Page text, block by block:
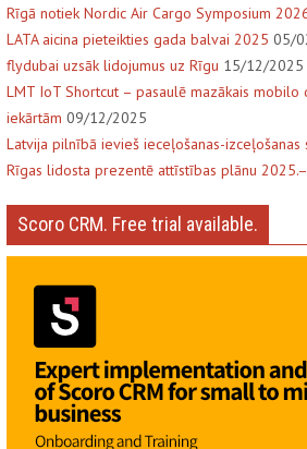
Rīgā notiek Nordic Air Cargo Symposium
LATA aicina pieteikties gada balvai 2025 05/
flydubai uzsāk lidojumus uz Rīgu 15/12/2025
LMT IoT Shortcut – pasaulē mazākais mobilo
iekārtām 09/12/2025
Latvija pilnībā ievieš ieceļošanas-izceļošanas
Rīgas lidosta prezentē attīstības plānu
Scoro CRM. Free trial available.